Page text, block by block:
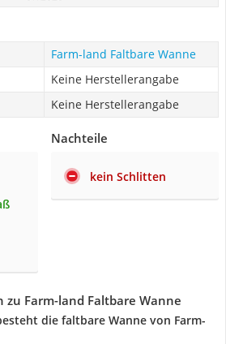
Farm-land Faltbare Wanne
Keine Herstellerangabe
Keine Herstellerangabe
Nachteile
kein Schlitten
Farm-land Faltbare Wanne
die faltbare Wanne von Farm-